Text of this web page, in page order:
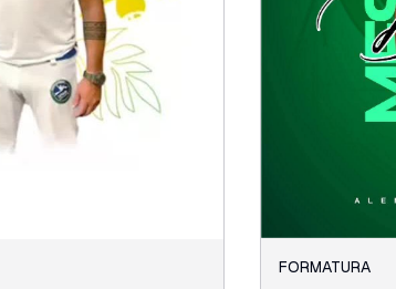
FORMATURA